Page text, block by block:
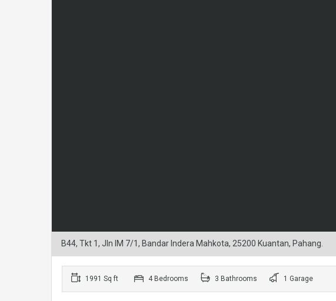
B44, Tkt 1, Jln IM 7/1, Bandar Indera Mahkota, 25200 Kuantan, Pahang.
1991 Sq ft 4 Bedrooms 3 Bathrooms 1 Garage